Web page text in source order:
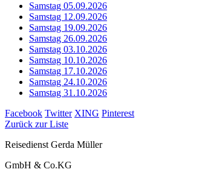
Samstag 05.09.2026
Samstag 12.09.2026
Samstag 19.09.2026
Samstag 26.09.2026
Samstag 03.10.2026
Samstag 10.10.2026
Samstag 17.10.2026
Samstag 24.10.2026
Samstag 31.10.2026
Facebook Twitter XING Pinterest
Zurück zur Liste
Reisedienst Gerda Müller
GmbH & Co.KG